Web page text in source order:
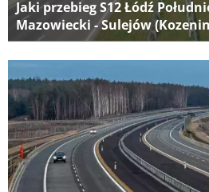
Jaki przebieg S12 Łódź
Mazowiecki - Sulejów